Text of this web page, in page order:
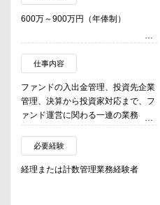
600万～900万円（年俸制）
仕事内容
ファンドの入出金管理、投資先企業
管理、決算から投資家対応まで、フ
ァンド運営に関わる一連の業務を担
当する。
また、今後の組織拡大に備え、CFO
経験のあるキャピタリストと連携し
ながらコーポレート部門の整備を行
必要経験
経理または計数管理業務経験者